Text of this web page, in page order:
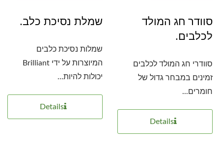
סוודר חג המולד
לכלבים.
סוודרי חג המולד לכלבים
זמינים במבחר גדול של
חומרים...
Details
שמלת נסיכת כלב.
שמלות נסיכת כלבים
המיוצרות על ידי Brilliant
יכולות להיות...
Details